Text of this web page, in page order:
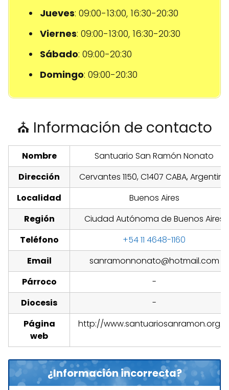
Jueves: 09:00-13:00, 16:30-20:30
Viernes: 09:00-13:00, 16:30-20:30
Sábado: 09:00-20:30
Domingo: 09:00-20:30
⛪ Información de contacto
Nombre
Santuario San Ramón Nonato
Dirección
Cervantes 1150, C1407 CABA, Argentina
Localidad
Buenos Aires
Región
Ciudad Autónoma de Buenos Aires
Teléfono
+54 11 4648-1160
Email
sanramonnonato@hotmail.com
Párroco
-
Diocesis
-
Página
web
http://
¿Información incorrecta?